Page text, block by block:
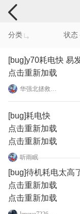
手机反馈
分类 状态
[bug]y70耗电快 易
点击重新加载
华强北拯救者y70
[bug]耗电快
点击重新加载
点击重新加载
听雨眠
[bug]待机耗电太高
点击重新加载
点击重新加载